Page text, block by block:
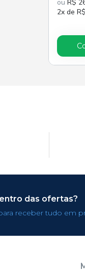
ouR$
2x de
das ofertas?
receber tudo em